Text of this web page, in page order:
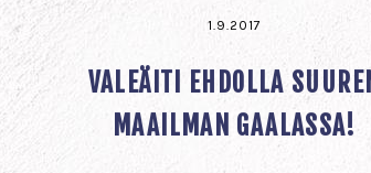
1.9.2017
VALEÄITI EHDOLLA
MAAILMAN GAALASSA!